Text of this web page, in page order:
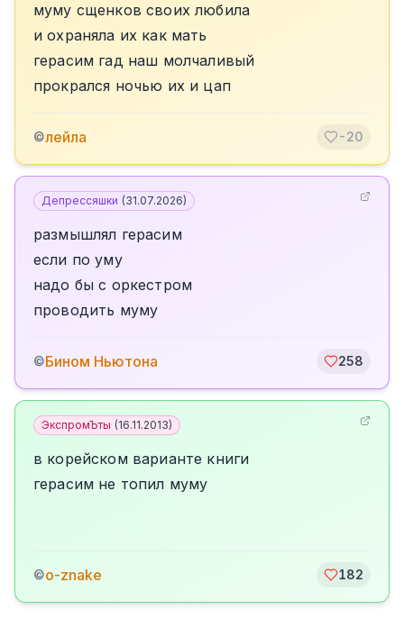
муму сщенков своих любила
и охраняла их как мать
герасим гад наш молчаливый
прокрался ночью их и цап
©лейла -20
Депрессяшки (31.07.2026)
размышлял герасим
если по уму
надо бы с оркестром
проводить муму
©Бином Ньютона 258
ЭкспромЪты (16.11.2013)
в корейском варианте книги
герасим не топил муму
©o-znake 182